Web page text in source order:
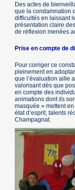
Des actes de
que la condamnation
difficultés en laissant
présentation claire
de réflexion menées
Prise en compte de
Pour corriger ce
pleinement en
que l’évaluation aille
valorisant dès que
en compte des
animations dont ils
masquée » mettent
état d’esprit, talents
Champagnat.